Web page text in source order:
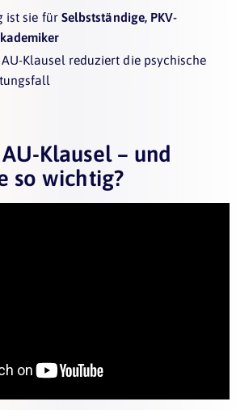
ist sie für Selbstständige, PKV-
Klausel reduziert die psychische
Klausel – und
so wichtig?